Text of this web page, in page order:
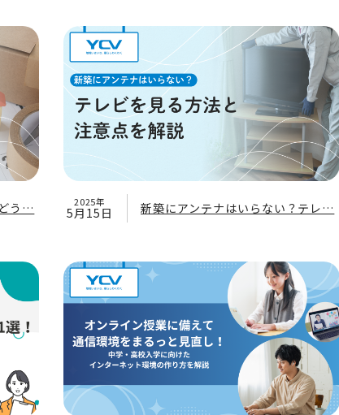
う… 2025年
5月15日 新築にアンテナはいらない？テレ…